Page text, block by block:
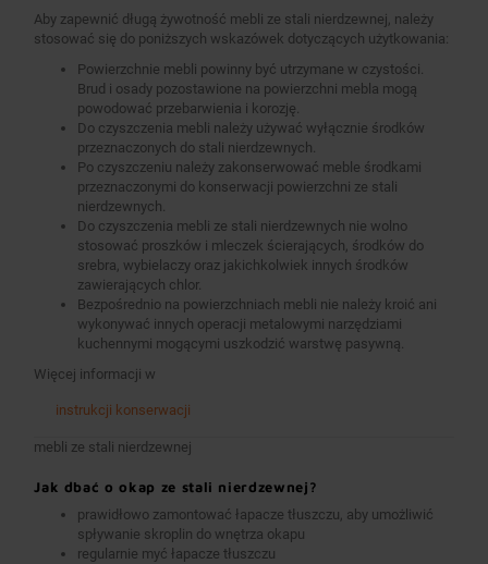
Aby zapewnić długą żywotność mebli ze stali nierdzewnej, należy
stosować się do poniższych wskazówek dotyczących użytkowania:
Powierzchnie mebli powinny być utrzymane w czystości.
Brud i osady pozostawione na powierzchni mebla mogą
powodować przebarwienia i korozję.
Do czyszczenia mebli należy używać wyłącznie środków
przeznaczonych do stali nierdzewnych.
Po czyszczeniu należy zakonserwować meble środkami
przeznaczonymi do konserwacji powierzchni ze stali
nierdzewnych.
Do czyszczenia mebli ze stali nierdzewnych nie wolno
stosować proszków i mleczek ścierających, środków do
srebra, wybielaczy oraz jakichkolwiek innych środków
zawierających chlor.
Bezpośrednio na powierzchniach mebli nie należy kroić ani
wykonywać innych operacji metalowymi narzędziami
kuchennymi mogącymi uszkodzić warstwę pasywną.
Więcej informacji w
instrukcji konserwacji
mebli ze stali nierdzewnej
Jak dbać o okap ze stali nierdzewnej?
prawidłowo zamontować łapacze tłuszczu, aby umożliwić
spływanie skroplin do wnętrza okapu
regularnie myć łapacze tłuszczu